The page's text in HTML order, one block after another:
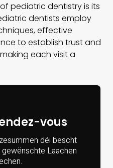
pediatric dentistry is its
dentists employ
effective
to establish trust and
each visit a
vous
déi bescht
Laachen